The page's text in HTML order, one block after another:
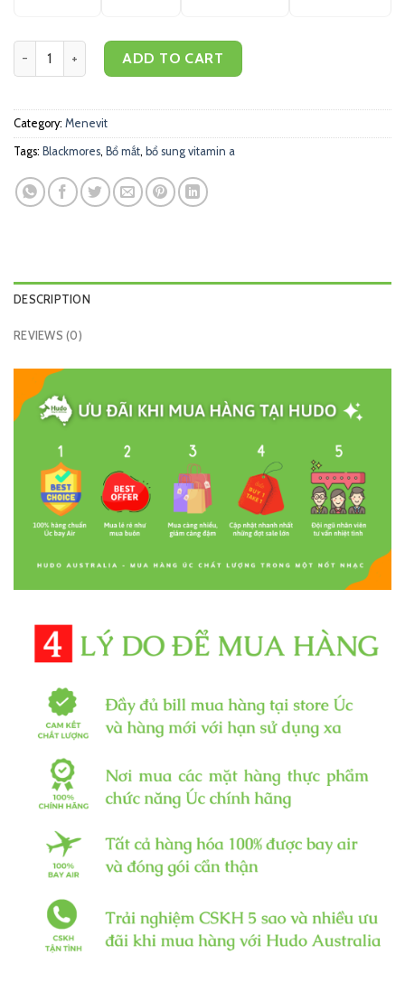
Menevit cho nam giới (30 viên) quantity
ADD TO CART
Category: Menevit
Tags: Blackmores, Bổ mắt, bổ sung vitamin a
DESCRIPTION
REVIEWS (0)